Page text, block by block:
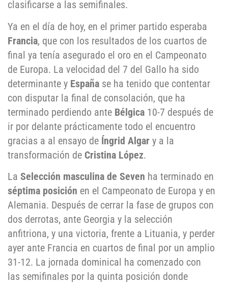
clasificarse a las semifinales.
Ya en el día de hoy, en el primer partido esperaba
Francia, que con los resultados de los cuartos de
final ya tenía asegurado el oro en el Campeonato
de Europa. La velocidad del 7 del Gallo ha sido
determinante y España se ha tenido que contentar
con disputar la final de consolación, que ha
terminado perdiendo ante Bélgica 10-7 después de
ir por delante prácticamente todo el encuentro
gracias a al ensayo de Íngrid Algar y a la
transformación de Cristina López.
La Selección masculina de Seven ha terminado en
séptima posición en el Campeonato de Europa y en
Alemania. Después de cerrar la fase de grupos con
dos derrotas, ante Georgia y la selección
anfitriona, y una victoria, frente a Lituania, y perder
ayer ante Francia en cuartos de final por un amplio
31-12. La jornada dominical ha comenzado con
las semifinales por la quinta posición donde